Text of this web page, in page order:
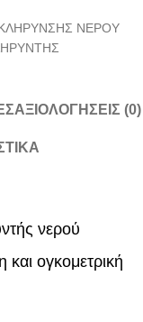
ΝΕΡΟΥ
ΑΞΙΟΛΟΓΉΣΕΙΣ (0)
νερού
και ογκομετρική